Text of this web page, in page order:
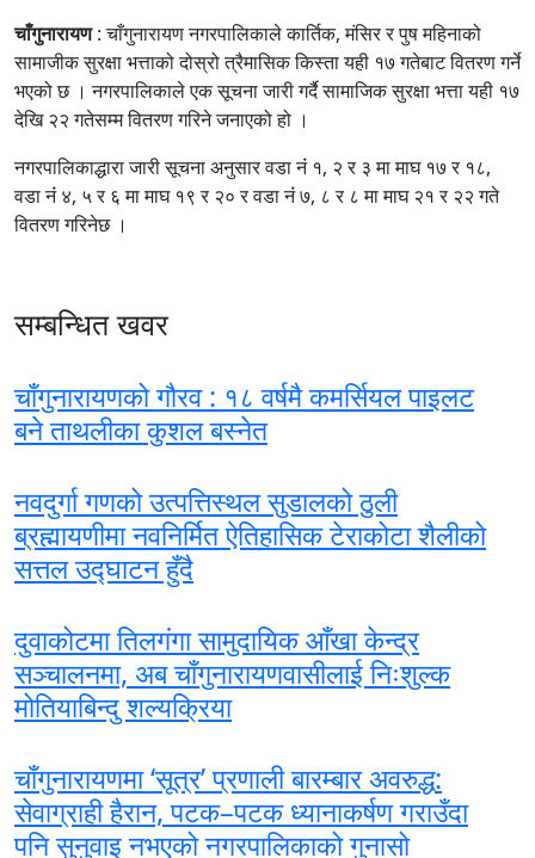
चाँगुनारायण: चाँगुनारायण नगरपालिकाले कार्तिक, मंसिर र पुष महिनाको
सामाजीक सुरक्षा भत्ताको दोस्रो त्रैमासिक किस्ता यही १७ गतेबाट वितरण गर्ने
भएको छ । नगरपालिकाले एक सूचना जारी गर्दै सामाजिक सुरक्षा भत्ता यही १७
देखि २२ गतेसम्म वितरण गरिने जनाएको हो ।
नगरपालिकाद्धारा जारी सूचना अनुसार वडा नंं १, २ र ३ मा माघ १७ र १८,
वडा नंं ४, ५ र ६ मा माघ १९ र २० र वडा नंं ७, ८ र ८ मा माघ २१ र २२ गते
वितरण गरिनेछ ।
सम्बन्धित खवर
चाँगुनारायणको गौरव : १८ वर्षमै कमर्सियल पाइलट
बने ताथलीका कुशल बस्नेत
नवदुर्गा गणको उत्पत्तिस्थल सुडालको ठुली
ब्रह्मायणीमा नवनिर्मित ऐतिहासिक टेराकोटा शैलीको
सत्तल उद्घाटन हुँदै
दुवाकोटमा तिलगंगा सामुदायिक आँखा केन्द्र
सञ्चालनमा, अब चाँगुनारायणवासीलाई निःशुल्क
मोतियाबिन्दु शल्यक्रिया
चाँगुनारायणमा ‘सूत्र’ प्रणाली बारम्बार अवरुद्ध:
सेवाग्राही हैरान, पटक–पटक ध्यानाकर्षण गराउँदा
पनि सुनुवाइ नभएको नगरपालिकाको गुनासो